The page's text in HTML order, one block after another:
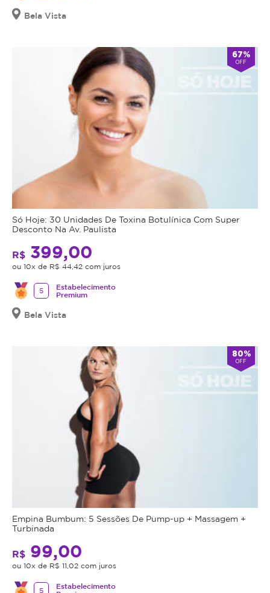
Bela Vista
67%
OFF
Só Hoje: 30 Unidades De Toxina Botulínica Com Super
Desconto Na Av. Paulista
R$ 399,00
ou 10x de R$ 44,42 com juros
5
Estabelecimento
Premium
Bela Vista
80%
OFF
Empina Bumbum: 5 Sessões De Pump-up + Massagem +
Turbinada
R$ 99,00
ou 10x de R$ 11,02 com juros
5
Estabelecimento